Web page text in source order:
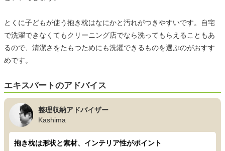
とくに子どもが使う抱き枕はなにかと汚れがつきやすいです。自宅
で洗濯できなくてもクリーニング店でなら洗ってもらえることもあ
るので、清潔さをたもつためにも洗濯できるものを選ぶのがおすす
めです。
エキスパートのアドバイス
整理収納アドバイザー
Kashima
抱き枕は形状と素材、インテリア性がポイント